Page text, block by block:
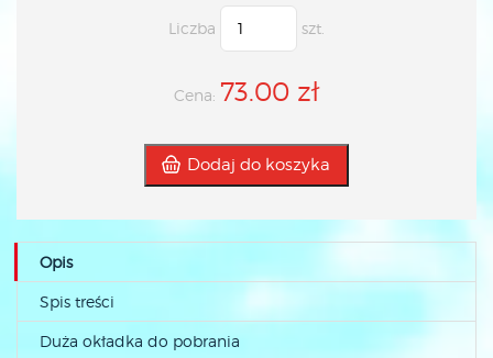
Liczba szt.
Cena: 73.00 zł
Dodaj do koszyka
Opis
Spis treści
Duża okładka do pobrania